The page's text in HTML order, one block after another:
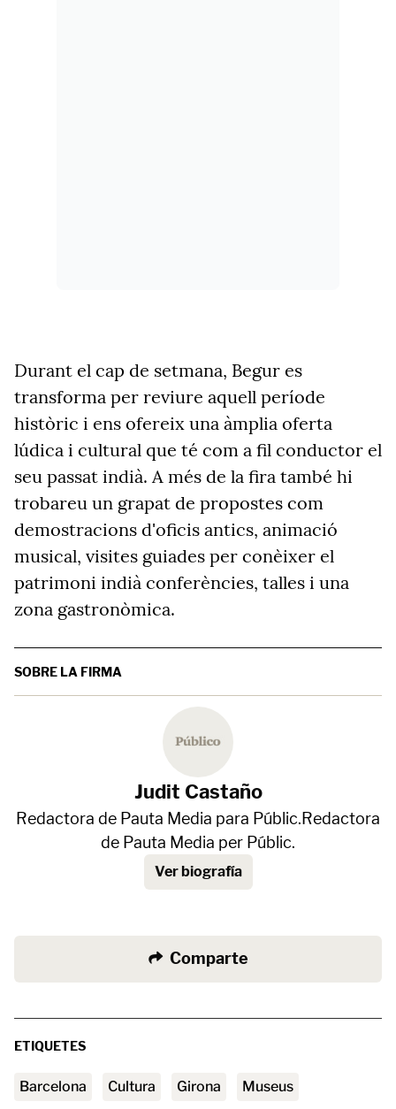
Durant el cap de setmana, Begur es
transforma per reviure aquell període
històric i ens ofereix una àmplia oferta
lúdica i cultural que té com a fil conductor el
seu passat indià. A més de la fira també hi
trobareu un grapat de propostes com
demostracions d'oficis antics, animació
musical, visites guiades per conèixer el
patrimoni indià conferències, talles i una
zona gastronòmica.
SOBRE LA FIRMA
Judit Castaño
Redactora de Pauta Media para Públic.Redactora
de Pauta Media per Públic.
Ver biografía
Comparte
ETIQUETES
barcelona Cultura Girona museus